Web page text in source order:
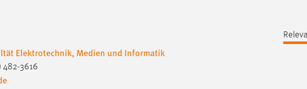
Elektrotechnik, Medien und Informatik
482-3616
chat-frame-style-